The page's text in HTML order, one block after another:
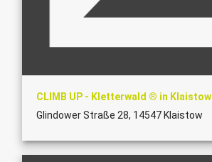
CLIMB UP - Kletterwald ® in Klaistow
Glindower Straße 28, 14547 Klaistow